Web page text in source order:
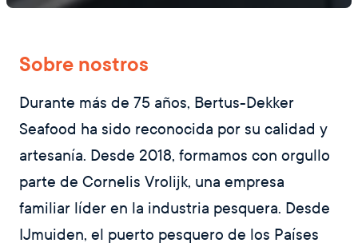
Sobre nostros
Durante más de 75 años, Bertus-Dekker
Seafood ha sido reconocida por su calidad y
artesanía. Desde 2018, formamos con orgullo
parte de Cornelis Vrolijk, una empresa
familiar líder en la industria pesquera. Desde
IJmuiden, el puerto pesquero de los Países